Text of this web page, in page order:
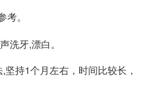
。
洗牙,漂白。
持1个月左右，时间比较长，